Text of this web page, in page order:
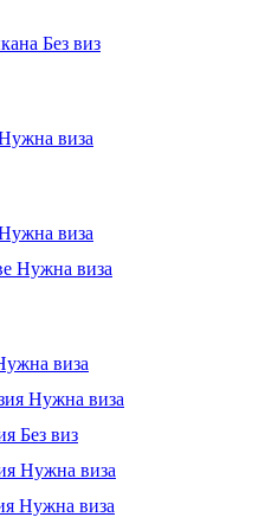
Без виз
виза
виза
Нужна виза
виза
Нужна виза
Без виз
Нужна виза
Нужна виза